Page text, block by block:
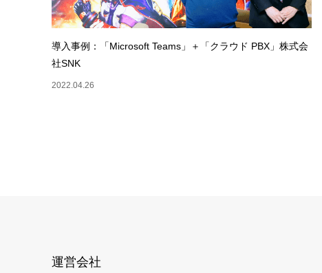
導入事例：「Microsoft Teams」＋「クラウド PBX」株式会
社SNK
2022.04.26
運営会社